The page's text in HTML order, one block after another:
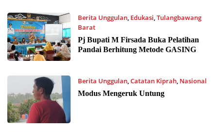
Berita Unggulan, Edukasi,Tulangbawang
Barat
24 Oktober 2023 09:42
Pj Bupati M Firsada Buka Pelatihan
Pandai Berhitung Metode GASING
Berita Unggulan,Catatan Kiprah, Nasional
24 Oktober 2023 09:18
Modus Mengeruk Untung